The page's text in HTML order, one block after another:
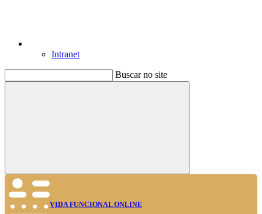
Intranet
Buscar no site
Buscar
VIDA FUNCIONAL ONLINE